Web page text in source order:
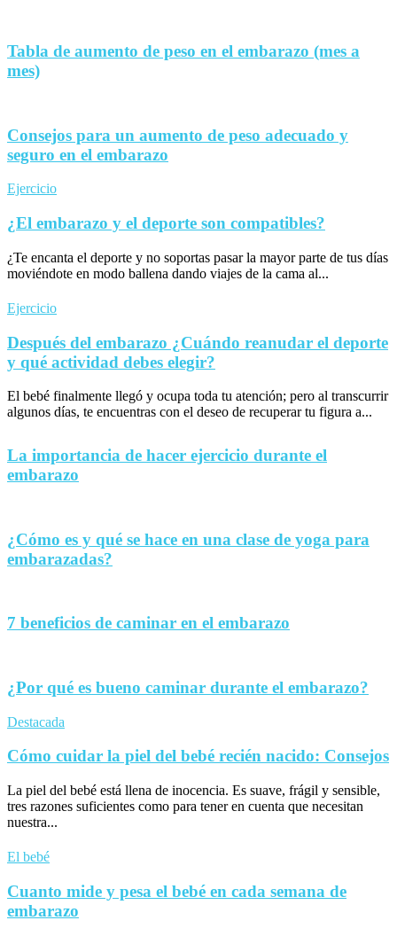
Tabla de aumento de peso en el embarazo (mes a
mes)
Consejos para un aumento de peso adecuado y
seguro en el embarazo
Ejercicio
¿El embarazo y el deporte son compatibles?
¿Te encanta el deporte y no soportas pasar la mayor parte de tus días
moviéndote en modo ballena dando viajes de la cama al...
Ejercicio
Después del embarazo ¿Cuándo reanudar el deporte
y qué actividad debes elegir?
El bebé finalmente llegó y ocupa toda tu atención; pero al transcurrir
algunos días, te encuentras con el deseo de recuperar tu figura a...
La importancia de hacer ejercicio durante el
embarazo
¿Cómo es y qué se hace en una clase de yoga para
embarazadas?
7 beneficios de caminar en el embarazo
¿Por qué es bueno caminar durante el embarazo?
Destacada
Cómo cuidar la piel del bebé recién nacido: Consejos
La piel del bebé está llena de inocencia. Es suave, frágil y sensible,
tres razones suficientes como para tener en cuenta que necesitan
nuestra...
El bebé
Cuanto mide y pesa el bebé en cada semana de
embarazo